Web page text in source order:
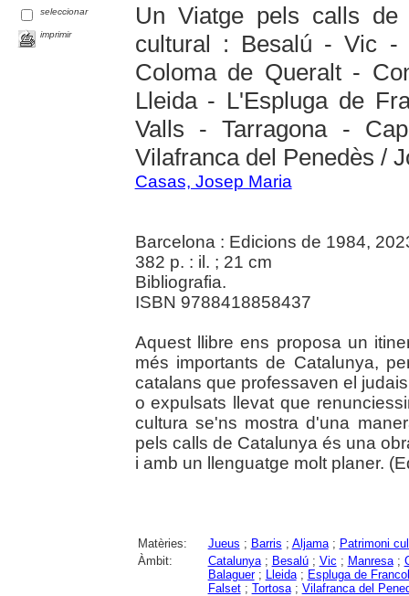
seleccionar
imprimir
Un Viatge pels calls
cultural : Besalú - Vic -
Coloma de Queralt -
Lleida - L'Espluga de
Valls - Tarragona -
Vilafranca del Penedès /
Casas, Josep Maria
Barcelona : Edicions de 1984,
382 p. : il. ; 21 cm
Bibliografia.
ISBN 9788418858437
Aquest llibre ens proposa un
més importants de Catalunya,
catalans que professaven el
o expulsats llevat que
cultura se'ns mostra d'una
pels calls de Catalunya és una
i amb un llenguatge molt planer.
Matèries: Jueus ; Barris ; Aljama; Patrimoni
Àmbit:
Catalunya; Besalú; Vic ; Manresa;
Balaguer; Lleida; Espluga de
Falset; Tortosa; Vilafranca del